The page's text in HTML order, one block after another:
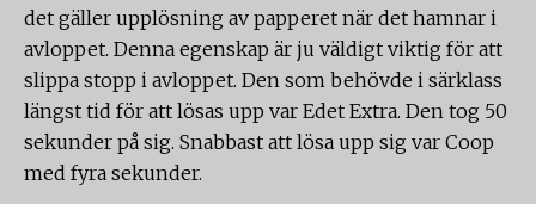
det gäller upplösning av papperet när det hamnar i
avloppet. Denna egenskap är ju väldigt viktig för att
slippa stopp i avloppet. Den som behövde i särklass
längst tid för att lösas upp var Edet Extra. Den tog 50
sekunder på sig. Snabbast att lösa upp sig var Coop
med fyra sekunder.